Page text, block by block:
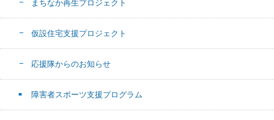
まちなか再生プロジェクト
仮設住宅支援プロジェクト
応援隊からのお知らせ
障害者スポーツ支援プログラム